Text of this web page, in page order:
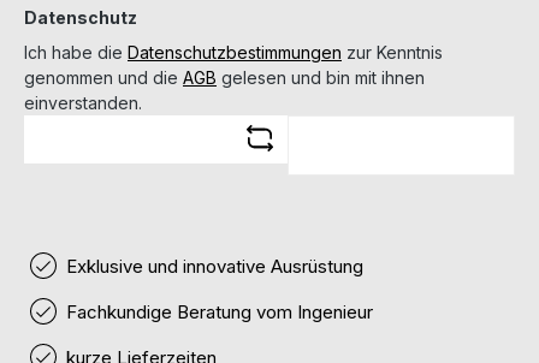
Datenschutz
Ich habe die Datenschutzbestimmungen zur Kenntnis
genommen und die AGB gelesen und bin mit ihnen
einverstanden.
Exklusive und innovative Ausrüstung
Fachkundige Beratung vom Ingenieur
kurze Lieferzeiten